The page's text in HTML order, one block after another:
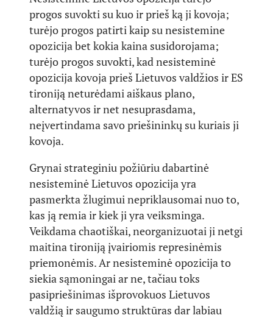
progos suvokti su kuo ir prieš ką ji kovoja;
turėjo progos patirti kaip su nesistemine
opozicija bet kokia kaina susidorojama;
turėjo progos suvokti, kad nesisteminė
opozicija kovoja prieš Lietuvos valdžios ir ES
tironiją neturėdami aiškaus plano,
alternatyvos ir net nesuprasdama,
neįvertindama savo priešininkų su kuriais ji
kovoja.
Grynai strateginiu požiūriu dabartinė
nesisteminė Lietuvos opozicija yra
pasmerkta žlugimui nepriklausomai nuo to,
kas ją remia ir kiek ji yra veiksminga.
Veikdama chaotiškai, neorganizuotai ji netgi
maitina tironiją įvairiomis represinėmis
priemonėmis. Ar nesisteminė opozicija to
siekia sąmoningai ar ne, tačiau toks
pasipriešinimas išprovokuos Lietuvos
valdžią ir saugumo struktūras dar labiau